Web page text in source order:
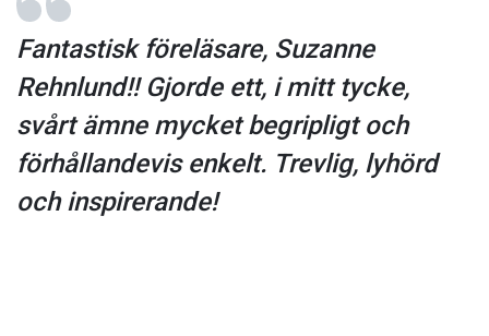
Fantastisk föreläsare, Suzanne
Rehnlund!! Gjorde ett, i mitt tycke,
svårt ämne mycket begripligt och
förhållandevis enkelt. Trevlig, lyhörd
och inspirerande!